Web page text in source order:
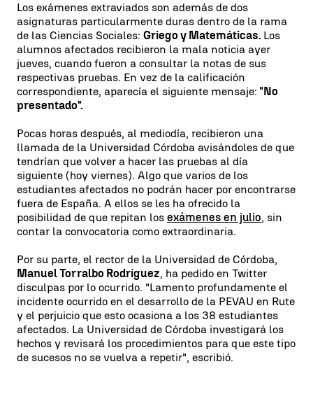
Los exámenes extraviados son además de dos
asignaturas particularmente duras dentro de la rama
de las Ciencias Sociales: Griego y Matemáticas. Los
alumnos afectados recibieron la mala noticia ayer
jueves, cuando fueron a consultar la notas de sus
respectivas pruebas. En vez de la calificación
correspondiente, aparecía el siguiente mensaje: "No
presentado".
Pocas horas después, al mediodía, recibieron una
llamada de la Universidad Córdoba avisándoles de que
tendrían que volver a hacer las pruebas al día
siguiente (hoy viernes). Algo que varios de los
estudiantes afectados no podrán hacer por encontrarse
fuera de España. A ellos se les ha ofrecido la
posibilidad de que repitan los exámenes en julio, sin
contar la convocatoria como extraordinaria.
Por su parte, el rector de la Universidad de Córdoba,
Manuel Torralbo Rodríguez, ha pedido en Twitter
disculpas por lo ocurrido. "Lamento profundamente el
incidente ocurrido en el desarrollo de la PEVAU en Rute
y el perjuicio que esto ocasiona a los 38 estudiantes
afectados. La Universidad de Córdoba investigará los
hechos y revisará los procedimientos para que este tipo
de sucesos no se vuelva a repetir", escribió.